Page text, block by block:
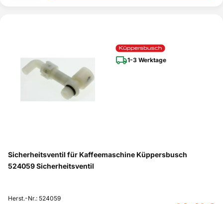
1-3 Werktage
Sicherheitsventil für Kaffeemaschine Küppersbusch
524059 Sicherheitsventil
Herst.-Nr.: 524059